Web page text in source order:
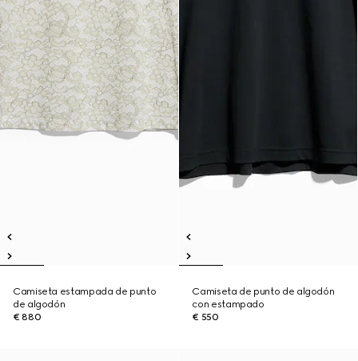
Camiseta estampada de punto
de algodón
€ 880
Camiseta de punto de algodón
con estampado
€ 550